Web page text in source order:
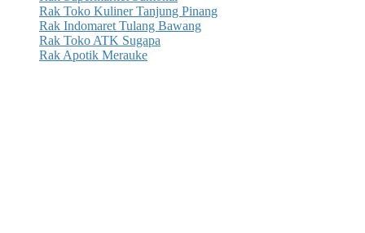
Rak Toko Kuliner Tanjung Pinang
Rak Indomaret Tulang Bawang
Rak Toko ATK Sugapa
Rak Apotik Merauke